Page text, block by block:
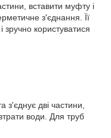
вставити муфту і
з'єднання. Її
зручно користуватися
дві частини,
води. Для труб